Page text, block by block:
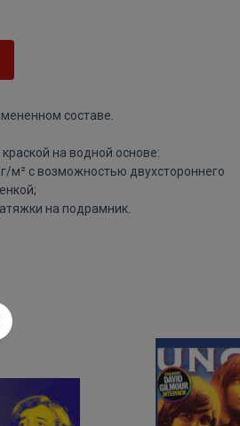
составе.
на водной основе:
м² с возможностью двухстороннего
на подрамник.